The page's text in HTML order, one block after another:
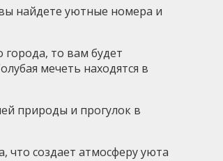
найдете уютные номера и
города, то вам будет
мечеть находятся в
природы и прогулок в
что создает атмосферу уюта